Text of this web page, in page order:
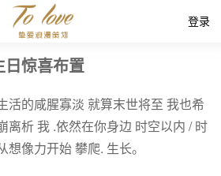
登录
惊喜布置
活的咸腥寡淡 就算末世将至 我也希
离析 我 .依然在你身边 时空以内 / 时
像力开始 攀爬. 生长。